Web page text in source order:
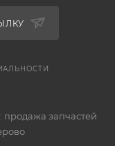
запчастей